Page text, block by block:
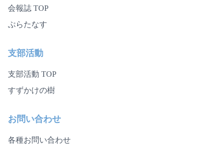
会報誌 TOP
ぷらたなす
支部活動
支部活動 TOP
すずかけの樹
お問い合わせ
各種お問い合わせ